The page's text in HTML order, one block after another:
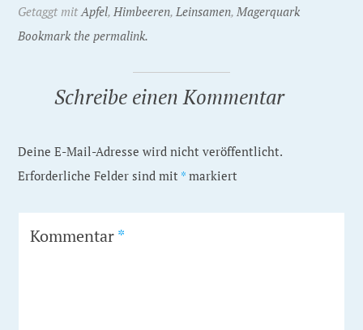
Getaggt mitApfel,Himbeeren,Leinsamen,Magerquark
Bookmark the permalink.
Schreibe einen Kommentar
Deine E-Mail-Adresse wird nicht veröffentlicht.
Erforderliche Felder sind mit * markiert
Kommentar*